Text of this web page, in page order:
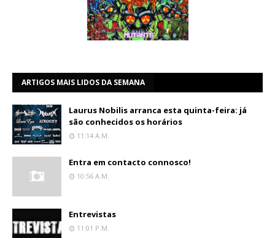
ARTIGOS MAIS LIDOS DA SEMANA
Laurus Nobilis arranca esta quinta-feira: já
são conhecidos os horários
11:14 A.m.
Entra em contacto connosco!
10:56 A.m.
Entrevistas
11:01 P.m.